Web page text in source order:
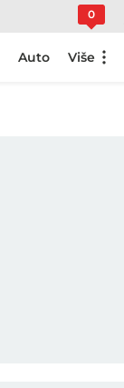
0
Auto Više